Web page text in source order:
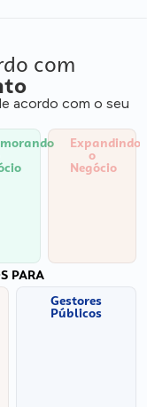
com
acordo com o seu
Expandindo
o
Negócio
PARA
Gestores
Públicos